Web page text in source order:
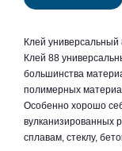
Клей
Клей 88
большинства
полимерных
Особенно хорошо
вулканизированных
сплавам, стеклу,